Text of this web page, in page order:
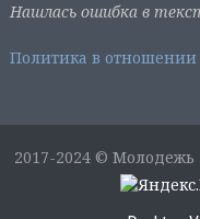
Нашлась ошибка в
Политика в
2017-2024 © Молодежь